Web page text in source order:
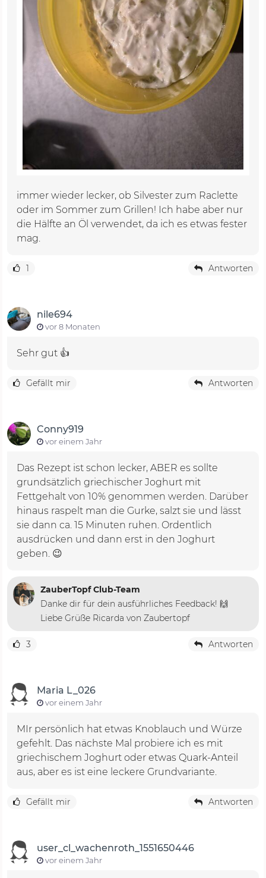
immer wieder lecker, ob Silvester zum Raclette
oder im Sommer zum Grillen! Ich habe aber nur
die Hälfte an Öl verwendet, da ich es etwas fester
mag.
1 Antworten
nile694
vor 8 Monaten
Sehr gut 👍
Gefällt mir Antworten
Conny919
vor einem Jahr
Das Rezept ist schon lecker, ABER es sollte
grundsätzlich griechischer Joghurt mit
Fettgehalt von 10% genommen werden. Darüber
hinaus raspelt man die Gurke, salzt sie und lässt
sie dann ca. 15 Minuten ruhen. Ordentlich
ausdrücken und dann erst in den Joghurt
geben. 😉
ZauberTopf Club-Team
Danke dir für dein ausführliches Feedback! 🙌
Liebe Grüße Ricarda von Zaubertopf
3 Antworten
Maria L_026
vor einem Jahr
MIr persönlich hat etwas Knoblauch und Würze
gefehlt. Das nächste Mal probiere ich es mit
griechischem Joghurt oder etwas Quark-Anteil
aus, aber es ist eine leckere Grundvariante.
Gefällt mir Antworten
user_cl_wachenroth_1551650446
vor einem Jahr